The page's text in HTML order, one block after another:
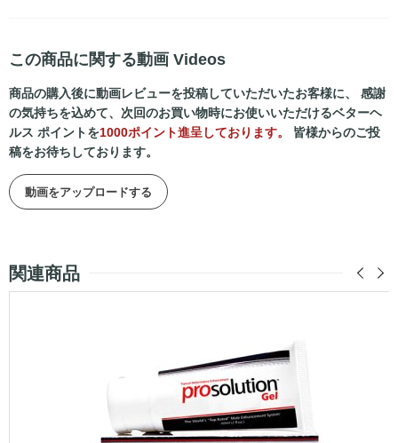
この商品に関する動画 Videos
商品の購入後に動画レビューを投稿していただいたお客様に、 感謝
の気持ちを込めて、次回のお買い物時にお使いいただけるベターヘ
ルス ポイントを1000ポイント進呈しております。
皆様からのご投
稿をお待ちしております。
動画をアップロードする
関連商品